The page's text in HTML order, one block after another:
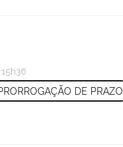
DE PRAZO